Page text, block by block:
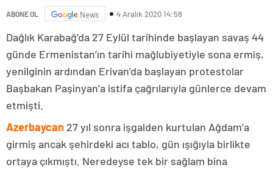
ABONE OL News 4 Aralık 2020 14:58
Dağlık Karabağ’da 27 Eylül tarihinde başlayan savaş 44
günde Ermenistan’ın tarihi mağlubiyetiyle sona ermiş,
yenilginin ardından Erivan’da başlayan protestolar
Başbakan Paşinyan’a istifa çağrılarıyla günlerce devam
etmişti.
Azerbaycan 27 yıl sonra işgalden kurtulan Ağdam’a
girmiş ancak şehirdeki acı tablo, gün ışığıyla birlikte
ortaya çıkmıştı. Neredeyse tek bir sağlam bina